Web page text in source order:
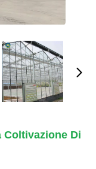
Coltivazione Di